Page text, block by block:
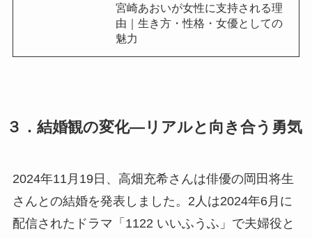
宮崎あおいが女性に支持される理
由｜生き方・性格・女優としての
魅力
３．結婚観の変化―リアルと向き合う勇気
2024年11月19日、高畑充希さんは俳優の岡田将生
さんとの結婚を発表しました。2人は2024年6月に
配信されたドラマ「1122 いいふうふ」で夫婦役と